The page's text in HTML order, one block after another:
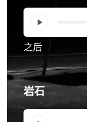
之后
岩石